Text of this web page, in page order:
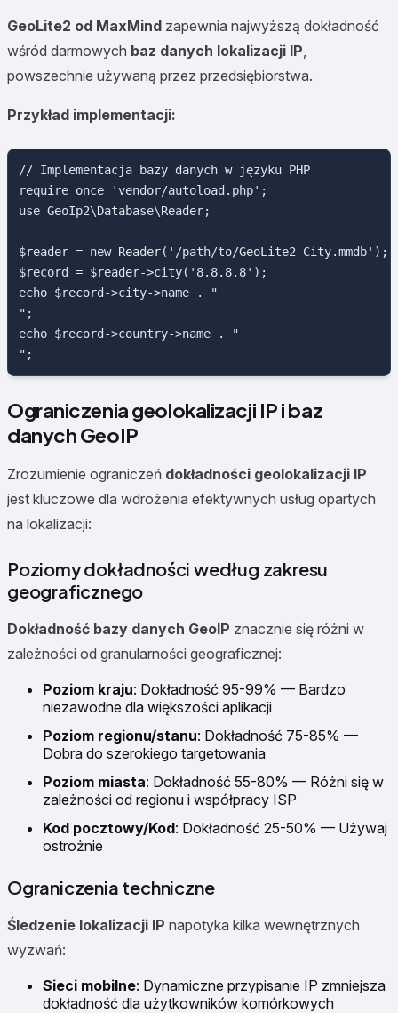
GeoLite2 od MaxMind zapewnia najwyższą dokładność
wśród darmowych baz danych lokalizacji IP,
powszechnie używaną przez przedsiębiorstwa.
Przykład implementacji:
// Implementacja bazy danych w języku PHP
require_once 'vendor/autoload.php';
use GeoIp2\Database\Reader;
$reader = new Reader('/path/to/GeoLite2-City.mmdb');
$record = $reader->city('8.8.8.8');
echo $record->city->name . "
";
echo $record->country->name . "
Ograniczenia geolokalizacji IP i baz
danych GeoIP
Zrozumienie ograniczeń dokładności geolokalizacji IP
jest kluczowe dla wdrożenia efektywnych usług opartych
na lokalizacji:
Poziomy dokładności według zakresu
geograficznego
Dokładność bazy danych GeoIP znacznie się różni w
zależności od granularności geograficznej:
Poziom kraju: Dokładność 95-99% — Bardzo
niezawodne dla większości aplikacji
Poziom regionu/stanu: Dokładność 75-85% —
Dobra do szerokiego targetowania
Poziom miasta: Dokładność 55-80% — Różni się w
zależności od regionu i współpracy ISP
Kod pocztowy/Kod: Dokładność 25-50% — Używaj
ostrożnie
Ograniczenia techniczne
Śledzenie lokalizacji IP napotyka kilka wewnętrznych
wyzwań:
Sieci mobilne: Dynamiczne przypisanie IP zmniejsza
dokładność dla użytkowników komórkowych